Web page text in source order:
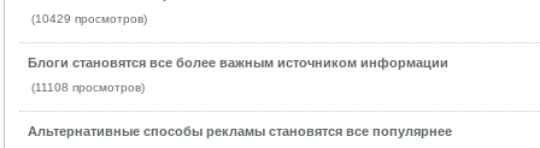
(10429 просмотров)
Блоги становятся все более важным источником информации
(11108 просмотров)
Альтернативные способы рекламы становятся все популярнее